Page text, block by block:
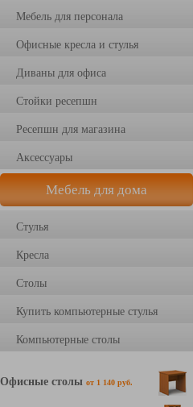
Мебель для персонала
Офисные кресла и стулья
Диваны для офиса
Стойки ресепшн
Ресепшн для магазина
Аксессуары
Мебель для дома
Стулья
Кресла
Столы
Купить компьютерные стулья
Компьютерные столы
Офисные столы от 1 140 руб.